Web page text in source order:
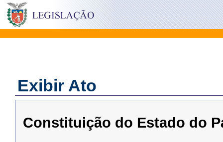
Exibir Ato
Constituição do Estado do